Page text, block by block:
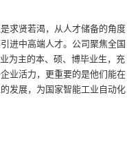
求贤若渴，从人才储备的角度
进中高端人才。公司聚焦全国
为主的本、硕、博毕业生，充
业活力，更重要的是他们能在
发展，为国家智能工业自动化